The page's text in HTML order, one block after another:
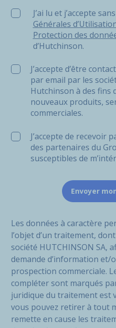
J’ai lu et j’accepte sans
J’ai lu et j’accepte
Générales
Protection des
d’Hutchinson.
J’accepte d’être
par email par les
Hutchinson à des fins
nouveaux produits,
commerciales.
J’accepte de recevoir
des partenaires du
susceptibles de
Les données à caractère
l’objet d’un traitement,
société HUTCHINSON SA,
demande d’information et/
prospection commerciale.
compléter sont marqués
juridique du traitement est
vous pouvez retirer à tout
remette en cause les